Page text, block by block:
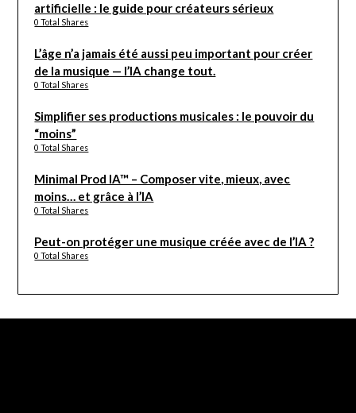
artificielle : le guide pour créateurs sérieux
0 Total Shares
L’âge n’a jamais été aussi peu important pour créer
de la musique — l’IA change tout.
0 Total Shares
Simplifier ses productions musicales : le pouvoir du
“moins”
0 Total Shares
Minimal Prod IA™ – Composer vite, mieux, avec
moins… et grâce à l’IA
0 Total Shares
Peut-on protéger une musique créée avec de l’IA ?
0 Total Shares